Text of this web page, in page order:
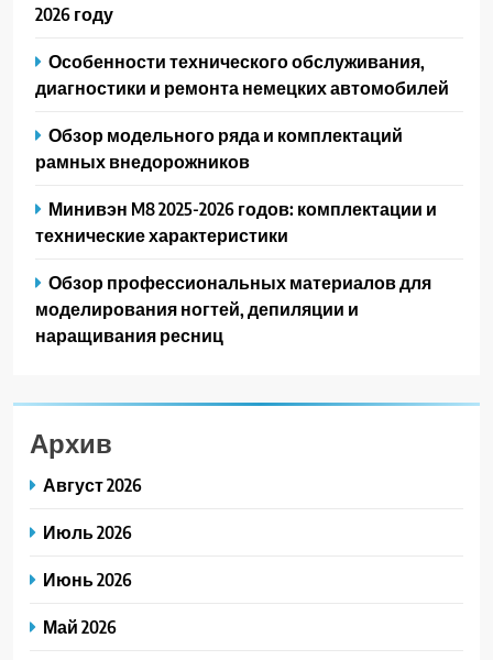
2026 году
Особенности технического обслуживания,
диагностики и ремонта немецких автомобилей
Обзор модельного ряда и комплектаций
рамных внедорожников
Минивэн M8 2025-2026 годов: комплектации и
технические характеристики
Обзор профессиональных материалов для
моделирования ногтей, депиляции и
наращивания ресниц
Архив
Август 2026
Июль 2026
Июнь 2026
Май 2026